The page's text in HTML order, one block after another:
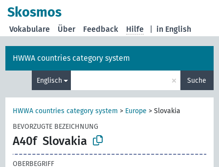
Skosmos
in English
Vokabulare Über Feedback Hilfe
HWWA countries category system
Englisch × Suche
HWWA countries category system > Europe >Slovakia
BEVORZUGTE BEZEICHNUNG
A40f Slovakia
OBERBEGRIFF